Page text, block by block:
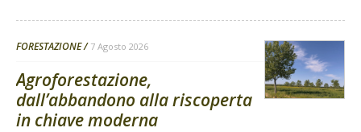
FORESTAZIONE 7 Agosto 2026
Agroforestazione,
dall’abbandono alla riscoperta
in chiave moderna